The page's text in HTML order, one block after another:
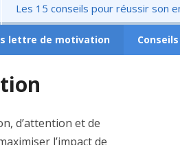
Les 15 conseils pour réussir son
lettre de motivation
d’attention et de
l’impact de